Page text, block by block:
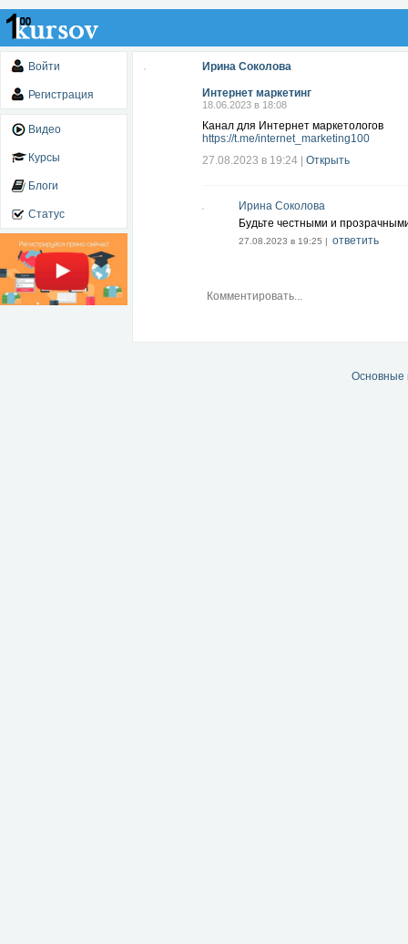
Войти
Регистрация
Видео
Курсы
Блоги
Статус
Ирина Соколова
Интернет маркетинг
18.06.2023 в 18:08
Канал для Интернет маркетологов
https://t.me/internet_marketing100
27.08.2023 в 19:24
Открыть
Ирина Соколова
Будьте честными и
27.08.2023 в 19:25 | ответить
Основные